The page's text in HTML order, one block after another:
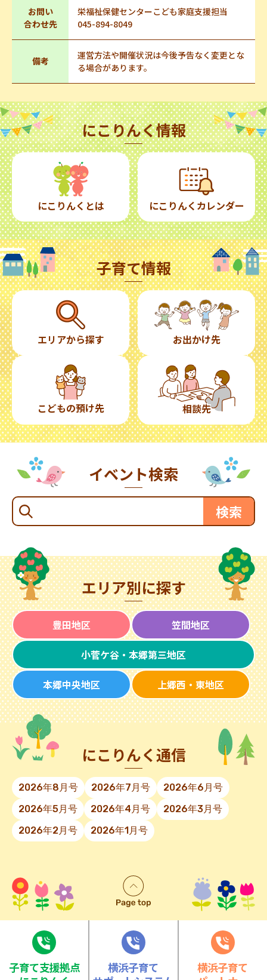
お問い
合わせ先
栄福祉保健センターこども家庭支援担当
045-894-8049
備考
運営方法や開催状況は今後予告なく変更とな
る場合があります。
にこりんく情報
にこりんくとは にこりんくカレンダー
子育て情報
エリアから探す お出かけ先
こどもの預け先 相談先
イベント検索
エリア別に探す
豊田地区 笠間地区
小菅ケ谷・本郷第三地区
本郷中央地区 上郷西・東地区
にこりんく通信
2026年8月号 2026年7月号
2026年6月号
2026年5月号
2026年4月号
2026年3月号
2026年2月号
2026年1月号
⼦育て⽀援拠点
横浜子育て
横浜子育て